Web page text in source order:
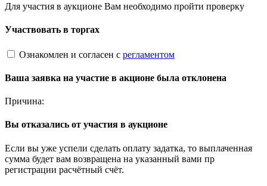
Для участия в аукционе Вам необходимо пройти проверку
Участвовать в торгах
Ознакомлен и согласен с регламентом
Ваша заявка на участие в акционе была отклонена
Причина:
Вы отказались от участия в аукционе
Если вы уже успели сделать оплату задатка, то выплаченная
сумма будет вам возвращена на указанный вами пр
регистрации расчётный счёт.